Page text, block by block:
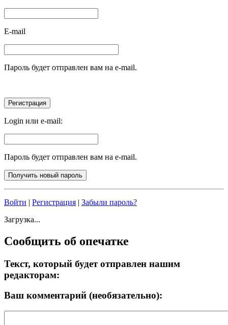
E-mail
Пароль будет отправлен вам на e-mail.
Login или e-mail:
Пароль будет отправлен вам на e-mail.
Войти | Регистрация | Забыли пароль?
Загрузка...
Сообщить об опечатке
Текст, который будет отправлен нашим
редакторам:
Ваш комментарий (необязательно):